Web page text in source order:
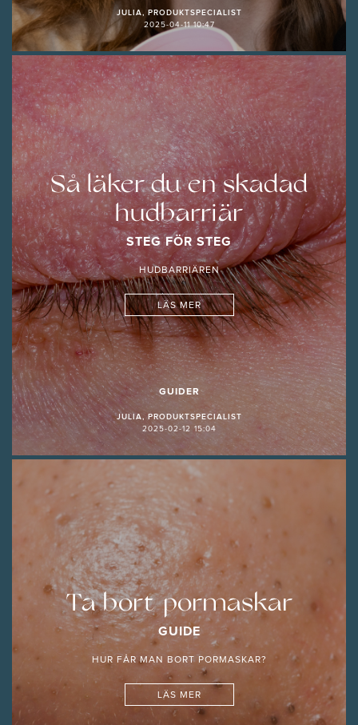
JULIA, PRODUKTSPECIALIST
2025-04-11 10:47
Så läker du en skadad
hudbarriär
STEG FÖR STEG
HUDBARRIÄREN
LÄS MER
GUIDER
JULIA, PRODUKTSPECIALIST
2025-02-12 15:04
Ta bort pormaskar
GUIDE
HUR FÅR MAN BORT PORMASKAR?
LÄS MER